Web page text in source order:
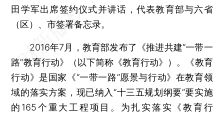
田学军出席签约仪式并讲话，代表教育部与六省
（区）、市签署备忘录。
2016年7月，教育部发布了《推进共建“一带一
路”教育行动》（以下简称《教育行动》）。《教育
行动》是国家《“一带一路”愿景与行动》在教育领
域的落实方案，现已纳入“十三五规划纲要”要实施
的165个重大工程项目。为扎实落实《教育行